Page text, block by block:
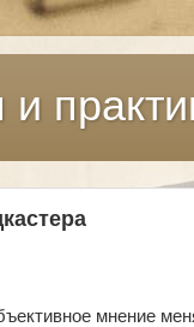
мнение